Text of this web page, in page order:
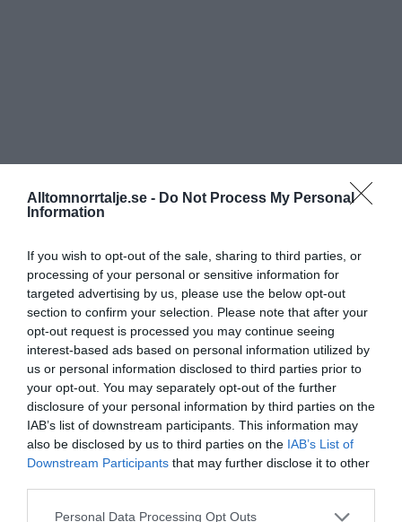
Alltomnorrtalje.se - Do Not Process My Personal
Information
If you wish to opt-out of the sale, sharing to third parties, or
processing of your personal or sensitive information for
targeted advertising by us, please use the below opt-out
section to confirm your selection. Please note that after your
opt-out request is processed you may continue seeing
interest-based ads based on personal information utilized by
us or personal information disclosed to third parties prior to
your opt-out. You may separately opt-out of the further
disclosure of your personal information by third parties on the
IAB’s list of downstream participants. This information may
also be disclosed by us to third parties on the IAB’s List of
Downstream Participants that may further disclose it to other
Personal Data Processing Opt Outs